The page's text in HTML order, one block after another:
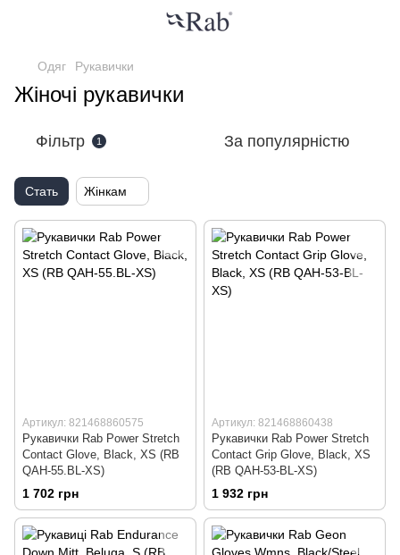
Одяг Рукавички
Жіночі рукавички
Фільтр 1 За популярністю
Стать Жінкам
Артикул: 821468860575
Рукавички Rab Power Stretch
Contact Glove, Black, XS (RB
QAH-55.BL-XS)
1 702 грн
Артикул: 821468860438
Рукавички Rab Power Stretch
Contact Grip Glove, Black, XS
(RB QAH-53-BL-XS)
1 932 грн